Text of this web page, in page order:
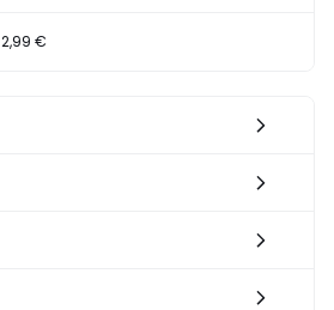
2,99 €